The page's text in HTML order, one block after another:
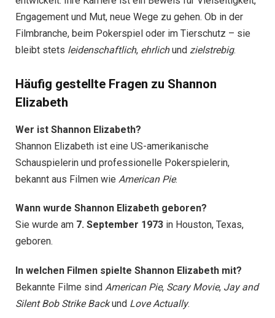
Engagement und Mut, neue Wege zu gehen. Ob in der
Filmbranche, beim Pokerspiel oder im Tierschutz – sie
bleibt stets leidenschaftlich, ehrlichund zielstrebig.
Häufig gestellte Fragen zu Shannon
Elizabeth
Wer ist Shannon Elizabeth?
Shannon Elizabeth ist eine US-amerikanische
Schauspielerin und professionelle Pokerspielerin,
bekannt aus Filmen wie American Pie.
Wann wurde Shannon Elizabeth geboren?
Sie wurde am 7. September 1973 in Houston, Texas,
geboren.
In welchen Filmen spielte Shannon Elizabeth mit?
Bekannte Filme sind American Pie, Scary Movie, Jay and
Silent Bob Strike Backund Love Actually.